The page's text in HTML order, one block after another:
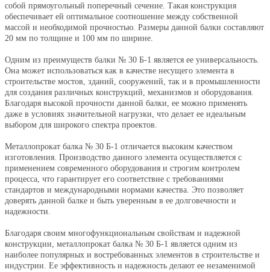
собой прямоугольный поперечный сечение. Такая конструкция
обеспечивает ей оптимальное соотношение между собственной
массой и необходимой прочностью. Размеры данной балки составляют
20 мм по толщине и 100 мм по ширине.
Одним из преимуществ балки № 30 Б-1 является ее универсальность.
Она может использоваться как в качестве несущего элемента в
строительстве мостов, зданий, сооружений, так и в промышленности
для создания различных конструкций, механизмов и оборудования.
Благодаря высокой прочности данной балки, ее можно применять
даже в условиях значительной нагрузки, что делает ее идеальным
выбором для широкого спектра проектов.
Металлопрокат балка № 30 Б-1 отличается высоким качеством
изготовления. Производство данного элемента осуществляется с
применением современного оборудования и строгим контролем
процесса, что гарантирует его соответствие с требованиями
стандартов и международными нормами качества. Это позволяет
доверять данной балке и быть уверенным в ее долговечности и
надежности.
Благодаря своим многофункциональным свойствам и надежной
конструкции, металлопрокат балка № 30 Б-1 является одним из
наиболее популярных и востребованных элементов в строительстве и
индустрии. Ее эффективность и надежность делают ее незаменимой